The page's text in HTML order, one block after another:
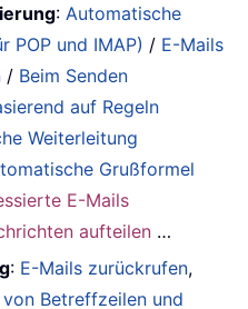
: Automatische
POP und IMAP) / E-Mails
/ Beim Senden
auf Regeln
Weiterleitung
Grußformel
E-Mails
aufteilen …
: E-Mails zurückrufen,
Betreffzeilen und